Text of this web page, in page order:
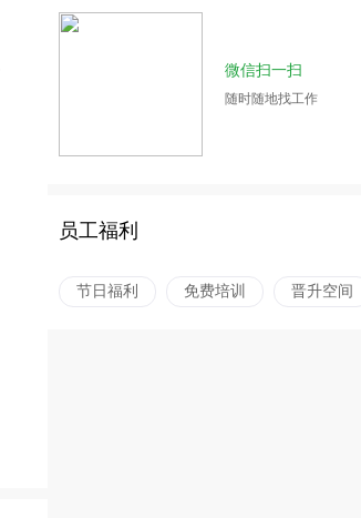
微信扫一扫
随时随地找工作
员工福利
节日福利 免费培训 晋升空间